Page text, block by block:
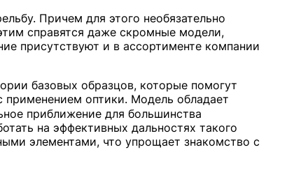
Причем для этого необязательно
справятся даже скромные модели,
присутствуют и в ассортименте компании
базовых образцов, которые помогут
применением оптики. Модель обладает
приближение для большинства
на эффективных дальностях такого
элементами, что упрощает знакомство с